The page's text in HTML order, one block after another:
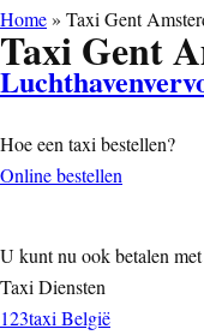
Home» Taxi Gent
Taxi Gent
Hoe een taxi bestellen?
Online bestellen
U kunt nu ook betalen
Taxi Diensten
123taxi België